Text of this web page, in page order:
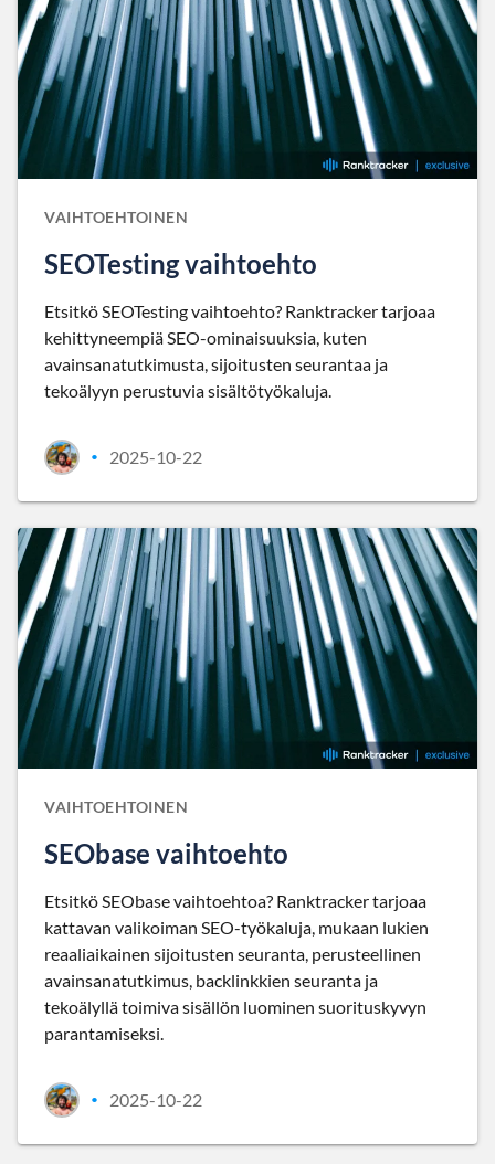
VAIHTOEHTOINEN
SEOTesting vaihtoehto
Etsitkö SEOTesting vaihtoehto? Ranktracker tarjoaa
kehittyneempiä SEO-ominaisuuksia, kuten
avainsanatutkimusta, sijoitusten seurantaa ja
tekoälyyn perustuvia sisältötyökaluja.
• 2025-10-22
VAIHTOEHTOINEN
SEObase vaihtoehto
Etsitkö SEObase vaihtoehtoa? Ranktracker tarjoaa
kattavan valikoiman SEO-työkaluja, mukaan lukien
reaaliaikainen sijoitusten seuranta, perusteellinen
avainsanatutkimus, backlinkkien seuranta ja
tekoälyllä toimiva sisällön luominen suorituskyvyn
parantamiseksi.
• 2025-10-22